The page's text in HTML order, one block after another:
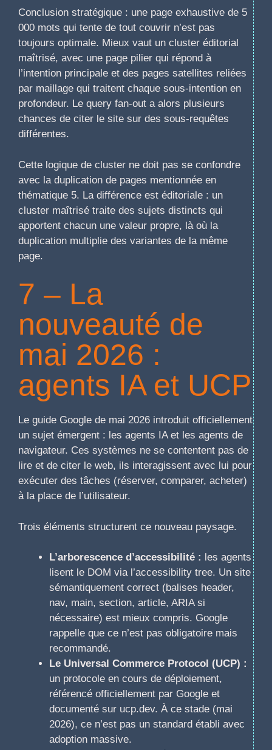
Conclusion stratégique : une page exhaustive de 5
000 mots qui tente de tout couvrir n’est pas
toujours optimale. Mieux vaut un cluster éditorial
maîtrisé, avec une page pilier qui répond à
l’intention principale et des pages satellites reliées
par maillage qui traitent chaque sous-intention en
profondeur. Le query fan-out a alors plusieurs
chances de citer le site sur des sous-requêtes
différentes.
Cette logique de cluster ne doit pas se confondre
avec la duplication de pages mentionnée en
thématique 5. La différence est éditoriale : un
cluster maîtrisé traite des sujets distincts qui
apportent chacun une valeur propre, là où la
duplication multiplie des variantes de la même
page.
7 – La
nouveauté de
mai 2026 :
agents IA et UCP
Le guide Google de mai 2026 introduit officiellement
un sujet émergent : les agents IA et les agents de
navigateur. Ces systèmes ne se contentent pas de
lire et de citer le web, ils interagissent avec lui pour
exécuter des tâches (réserver, comparer, acheter)
à la place de l’utilisateur.
Trois éléments structurent ce nouveau paysage.
L’arborescence d’accessibilité : les agents
lisent le DOM via l’accessibility tree. Un site
sémantiquement correct (balises header,
nav, main, section, article, ARIA si
nécessaire) est mieux compris. Google
rappelle que ce n’est pas obligatoire mais
recommandé.
Le Universal Commerce Protocol (UCP) :
un protocole en cours de déploiement,
référencé officiellement par Google et
documenté sur ucp.dev. À ce stade (mai
2026), ce n’est pas un standard établi avec
adoption massive.